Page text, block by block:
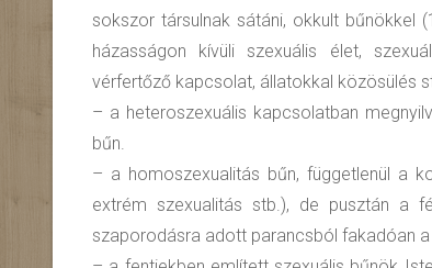
sokszor társulnak sátáni, okkult bűnökkel
házasságon kívüli szexuális élet,
vérfertőző kapcsolat, állatokkal közösülés
– a heteroszexuális kapcsolatban
bűn.
– a homoszexualitás bűn, függetlenül a
extrém szexualitás stb.), de pusztán a
szaporodásra adott parancsból fakadóan